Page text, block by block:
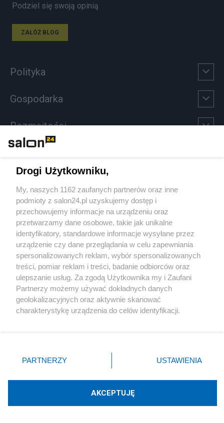
Podziel się swoją opinią
ZAŁÓŻ BLOG
Polityka
Gospodarka
Rozmaitości
Sport
Społeczeństwo
Kultura
X Facebook Instagram Youtube
Technologię dostarcza:W3media.pl
Drogi Użytkowniku,
My, naszych 1162 zaufanych partnerów oraz inne
podmioty z salon24.pl uzyskujemy dostęp i
przechowujemy informacje na urządzeniu oraz
przetwarzamy dane osobowe, takie jak unikalne
identyfikatory, standardowe informacje wysyłane przez
urządzenie czy dane przeglądania w celu zapewniania
spersonalizowanych reklam, wybór spersonalizowanych
treści, pomiar reklam i treści, badanie odbiorców oraz
ulepszanie usług. Za zgodą Użytkownika my i Zaufani
Partnerzy możemy używać dokładnych danych
geolokalizacyjnych oraz aktywnie skanować
charakterystykę urządzenia do celów identyfikacji.
zmienić/wycofać klikając przycisk ustawień prywatności
znajdujący się w lewym dolnym rogu strony
rodzaje przetwarzania danych nie wymagają zgody
użytkownika, ale masz prawo sprzeciwić się takiemu
PARTNERZY USTAWIENIA
AKCEPTUJĘ